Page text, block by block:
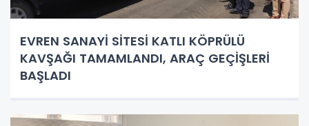
EVREN SANAYİ SİTESİ KATLI KÖPRÜLÜ
KAVŞAĞI TAMAMLANDI, ARAÇ GEÇİŞLERİ
BAŞLADI